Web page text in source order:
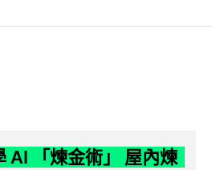
AI 「煉金術」 屋內煉